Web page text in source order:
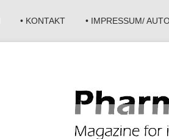
• KONTAKT • IMPRESSUM/